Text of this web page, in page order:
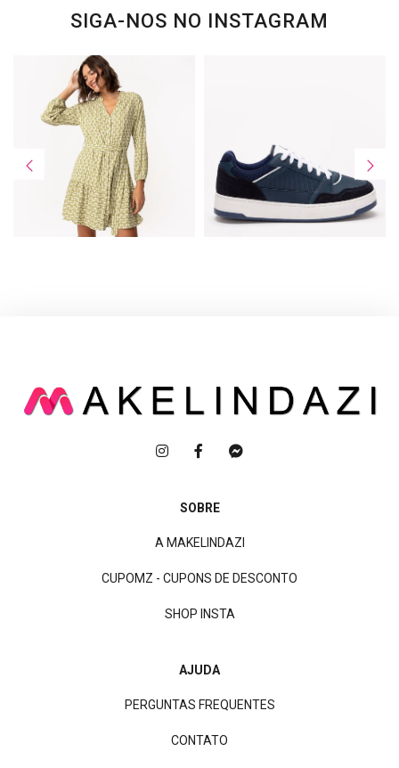
SIGA-NOS NO INSTAGRAM
SOBRE
A MAKELINDAZI
CUPOMZ - CUPONS DE DESCONTO
SHOP INSTA
AJUDA
PERGUNTAS FREQUENTES
CONTATO